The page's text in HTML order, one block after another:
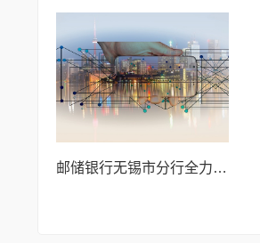
邮储银行无锡市分行全力护航“强富美高”新无锡建设